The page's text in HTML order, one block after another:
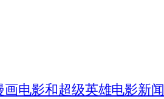
电影和超级英雄电影新闻